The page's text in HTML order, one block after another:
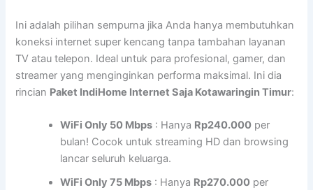
Ini adalah pilihan sempurna jika Anda hanya membutuhkan
koneksi internet super kencang tanpa tambahan layanan
TV atau telepon. Ideal untuk para profesional, gamer, dan
streamer yang menginginkan performa maksimal. Ini dia
rincian Paket IndiHome Internet Saja Kotawaringin Timur:
WiFi Only 50 Mbps : Hanya Rp240.000 per
bulan! Cocok untuk streaming HD dan browsing
lancar seluruh keluarga.
WiFi Only 75 Mbps : Hanya Rp270.000 per